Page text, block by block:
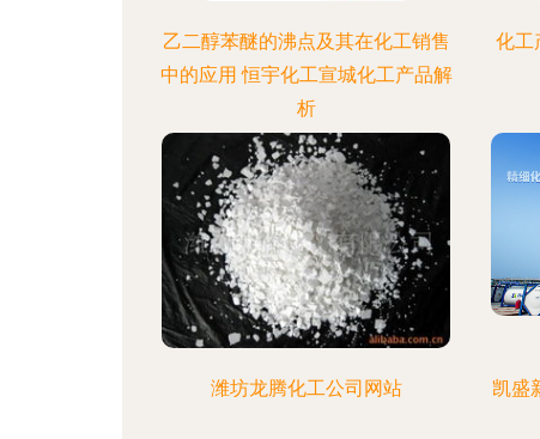
乙二醇苯醚的沸点及其在化工销售
中的应用 恒宇化工宣城化工产品解
析
化工
潍坊龙腾化工公司网站
凯盛